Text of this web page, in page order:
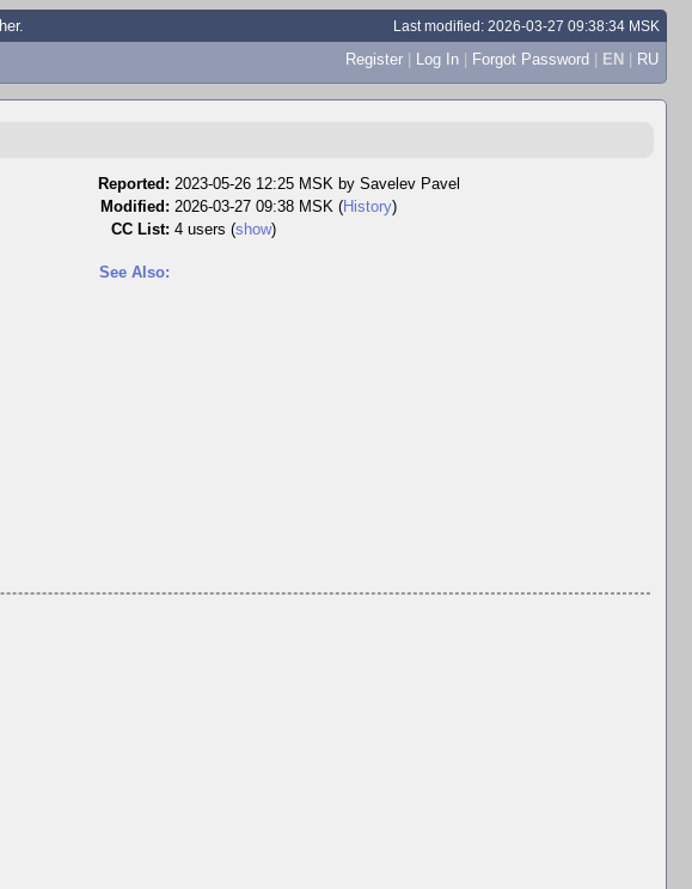
Last modified: 2026-03-27 09:38:34 MSK
Register | Log In | Forgot Password | EN | RU
Reported: 2023-05-26 12:25 MSK by Savelev Pavel
Modified: 2026-03-27 09:38 MSK (History)
CC List: 4 users (show)
See Also: